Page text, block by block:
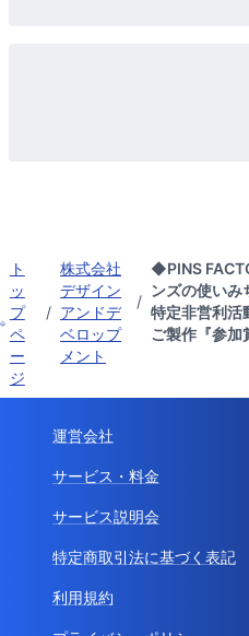
ト
ッ
プ
ペ
ー
ジ
/
株式会社
デザイン
アンドデ
ベロップ
メント
/
◆PINS
ンズの使い
特定非営利
ご製作『参加
運営会社
サービス・料金
サービス説明会
特定商取引法に基づく表記
利用規約